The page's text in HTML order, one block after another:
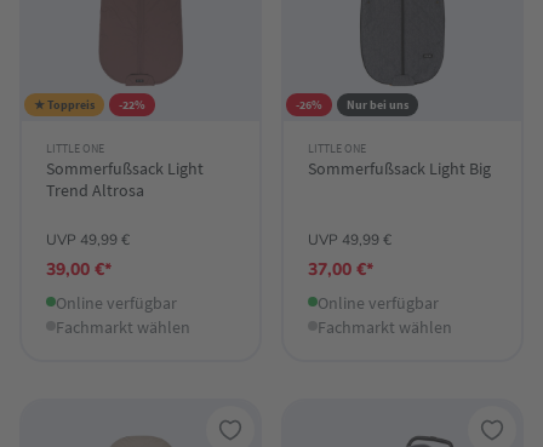
★ Toppreis -22%
LITTLE ONE
Sommerfußsack Light
Trend Altrosa
UVP 49,99 €
39,00 €*
Online verfügbar
Fachmarkt wählen
-26% Nur bei uns
LITTLE ONE
Sommerfußsack Light Big
UVP 49,99 €
37,00 €*
Online verfügbar
Fachmarkt wählen